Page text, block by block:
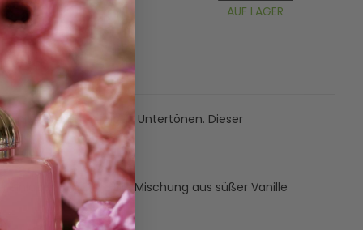
AUF LAGER AUF LAGER
mit warmen, holzigen Untertönen. Dieser
Duft. Die Mischung aus süßer Vanille